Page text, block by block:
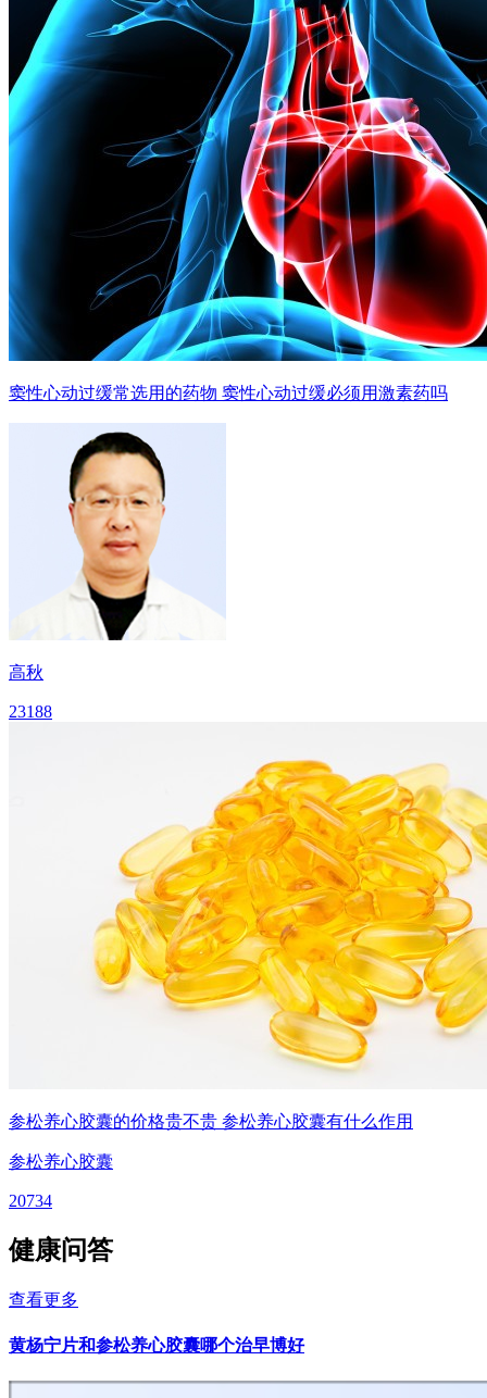
窦性心动过缓常选用的药物 窦性心动过缓必须用激素药吗
高秋
23188
参松养心胶囊的价格贵不贵 参松养心胶囊有什么作用
参松养心胶囊
20734
健康问答
查看更多
黄杨宁片和参松养心胶囊哪个治早博好